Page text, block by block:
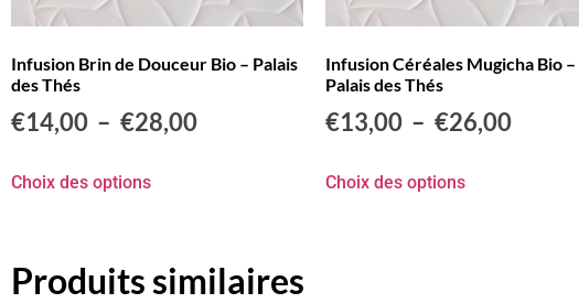
Infusion Brin de Douceur Bio – Palais
des Thés
€14,00 – €28,00
Choix des options
Infusion Céréales Mugicha Bio –
Palais des Thés
€13,00 – €26,00
Choix des options
Produits similaires